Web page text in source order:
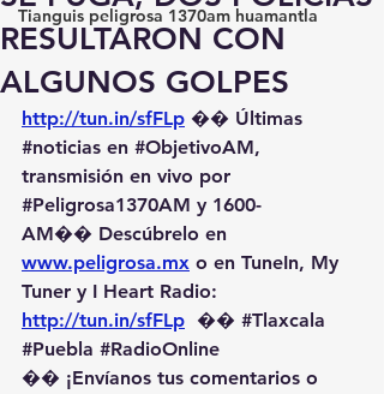
Tianguis peligrosa 1370am huamantla
RESULTARON CON
ALGUNOS GOLPES
http://tun.in/sfFLp �� Últimas
#noticias en #ObjetivoAM,
transmisión en vivo por
#Peligrosa1370AM y 1600-
AM��️ Descúbrelo en
www.peligrosa.mx o en TuneIn, My
Tuner y I Heart Radio:
http://tun.in/sfFLp �� #Tlaxcala
#Puebla #RadioOnline
�� ¡Envíanos tus comentarios o